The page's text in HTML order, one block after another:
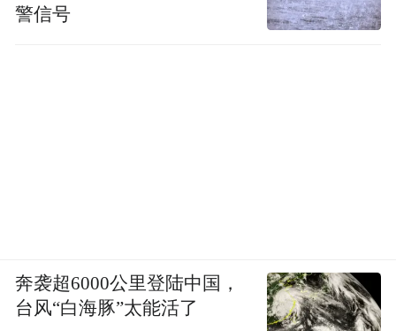
警信号
奔袭超6000公里登陆中国，
台风“白海豚”太能活了